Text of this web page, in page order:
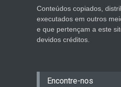
Conteúdos copiados,
executados em outros
e que pertençam a este
devidos créditos.
Encontre-nos